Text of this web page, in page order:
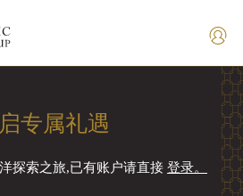
专属礼遇
探索之旅,已有账户请直接 登录。